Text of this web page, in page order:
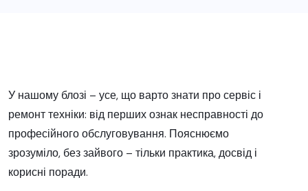
У нашому блозі – усе, що варто знати про сервіс і
ремонт техніки: від перших ознак несправності до
професійного обслуговування. Пояснюємо
зрозуміло, без зайвого – тільки практика, досвід і
корисні поради.